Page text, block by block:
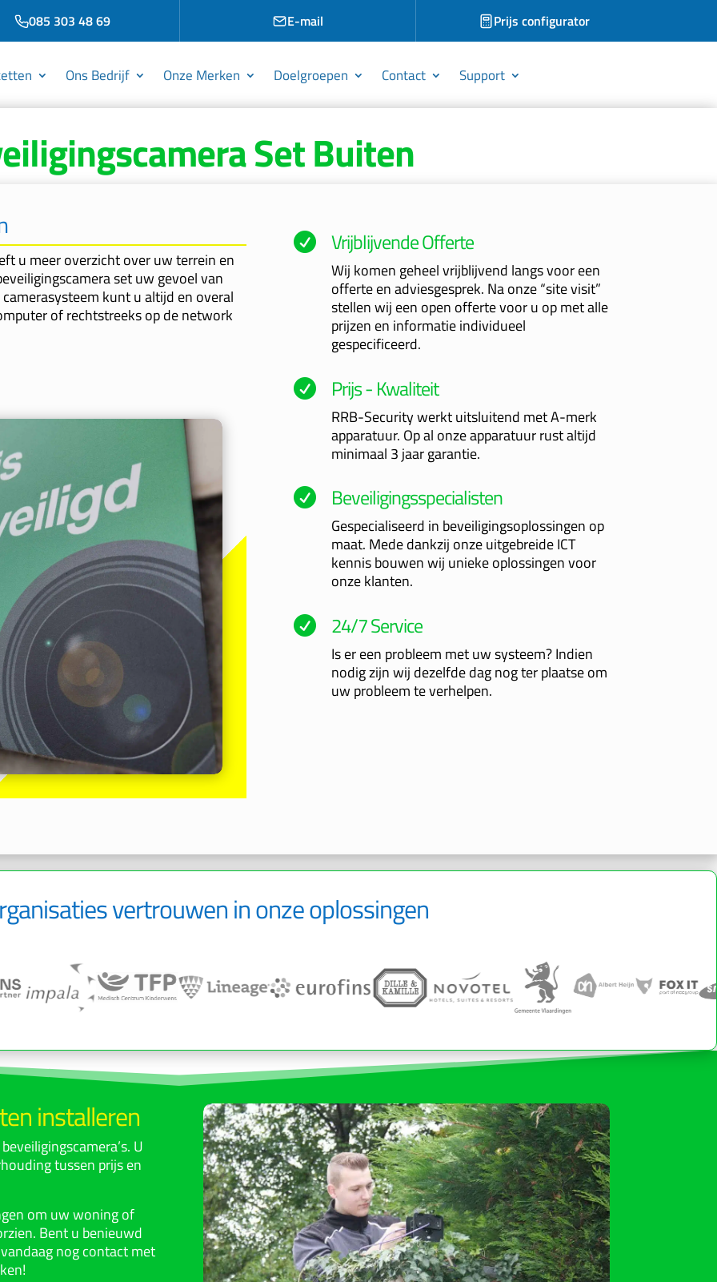
085 303 48 69 E-mail Prijs configurator
Ons Bedrijf Onze Merken Doelgroepen Contact Support
Set Buiten
u meer overzicht over uw terrein en
set uw gevoel van
kunt u altijd en overal
of rechtstreeks op de network
 Vrijblijvende Offerte
Wij komen geheel vrijblijvend langs voor een
offerte en adviesgesprek. Na onze “site visit”
stellen wij een open offerte voor u op met alle
prijzen en informatie individueel
gespecificeerd.
 Prijs - Kwaliteit
RRB-Security werkt uitsluitend met A-merk
apparatuur. Op al onze apparatuur rust altijd
minimaal 3 jaar garantie.
 Beveiligingsspecialisten
Gespecialiseerd in beveiligingsoplossingen op
maat. Mede dankzij onze uitgebreide ICT
kennis bouwen wij unieke oplossingen voor
onze klanten.
 24/7 Service
Is er een probleem met uw systeem? Indien
nodig zijn wij dezelfde dag nog ter plaatse om
uw probleem te verhelpen.
vertrouwen in onze oplossingen
installeren
U
tussen prijs en
om uw woning of
Bent u benieuwd
nog contact met